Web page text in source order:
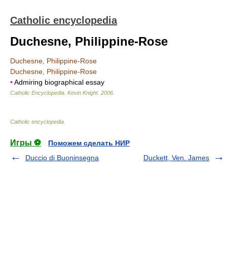
Catholic encyclopedia
Duchesne, Philippine-Rose
Duchesne, Philippine-Rose
Duchesne, Philippine-Rose
•Admiring biographical essay
Catholic Encyclopedia Kevin Knight. 2006
Catholic encyclopedia
Игры ⚽
Поможем сделать НИР
Duccio di Buoninsegna
Duckett, Ven. James